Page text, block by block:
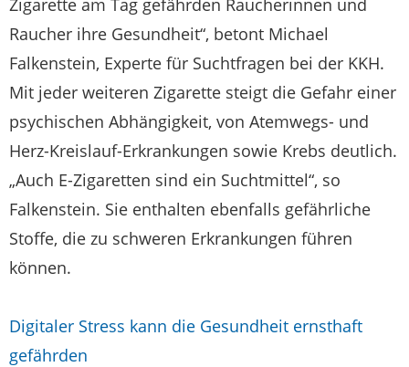
Zigarette am Tag gefährden Raucherinnen und
Raucher ihre Gesundheit“, betont Michael
Falkenstein, Experte für Suchtfragen bei der KKH.
Mit jeder weiteren Zigarette steigt die Gefahr einer
psychischen Abhängigkeit, von Atemwegs- und
Herz-Kreislauf-Erkrankungen sowie Krebs deutlich.
„Auch E-Zigaretten sind ein Suchtmittel“, so
Falkenstein. Sie enthalten ebenfalls gefährliche
Stoffe, die zu schweren Erkrankungen führen
können.
Digitaler Stress kann die Gesundheit ernsthaft
gefährden